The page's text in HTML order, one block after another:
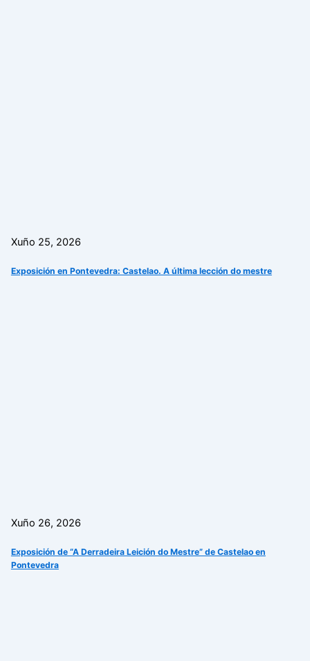
Xuño 25, 2026
Exposición en Pontevedra: Castelao. A última lección do mestre
Xuño 26, 2026
Exposición de “A Derradeira Leición do Mestre” de Castelao en
Pontevedra